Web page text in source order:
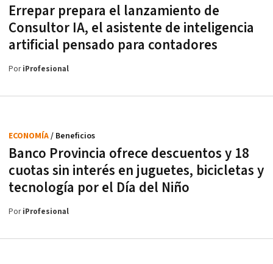
Errepar prepara el lanzamiento de
Consultor IA, el asistente de inteligencia
artificial pensado para contadores
PoriProfesional
Banco Provincia ofrece descuentos y 18
cuotas sin interés en juguetes, bicicletas y
tecnología por el Día del Niño
ECONOMÍA/ Beneficios
PoriProfesional